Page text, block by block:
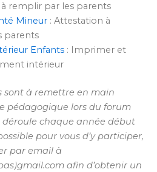
remplir par les parents
Mineur: Attestation à
parents
Enfants: Imprimer et
intérieur
sont à remettre en main
pédagogique lors du forum
déroule chaque année début
pour vous d’y participer,
par email à
afin d’obtenir un